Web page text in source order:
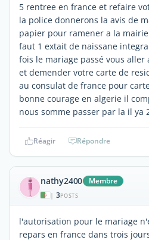
5 rentree en france et refaire
la police donnerons la avis de
papier pour ramener a la
faut 1 extait de naissane
fois le mariage passé vous
et demender votre carte de
au consulat de france pour
bonne courage en algerie il
nous somme passer par la il ya
Réagir Répondre
nathy2400 Membre
| 3POSTS
l'autorisation pour le mariage
repars en france dans trois